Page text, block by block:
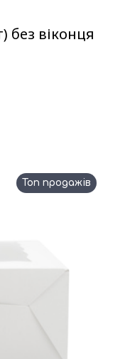
без віконця
Топ продажів